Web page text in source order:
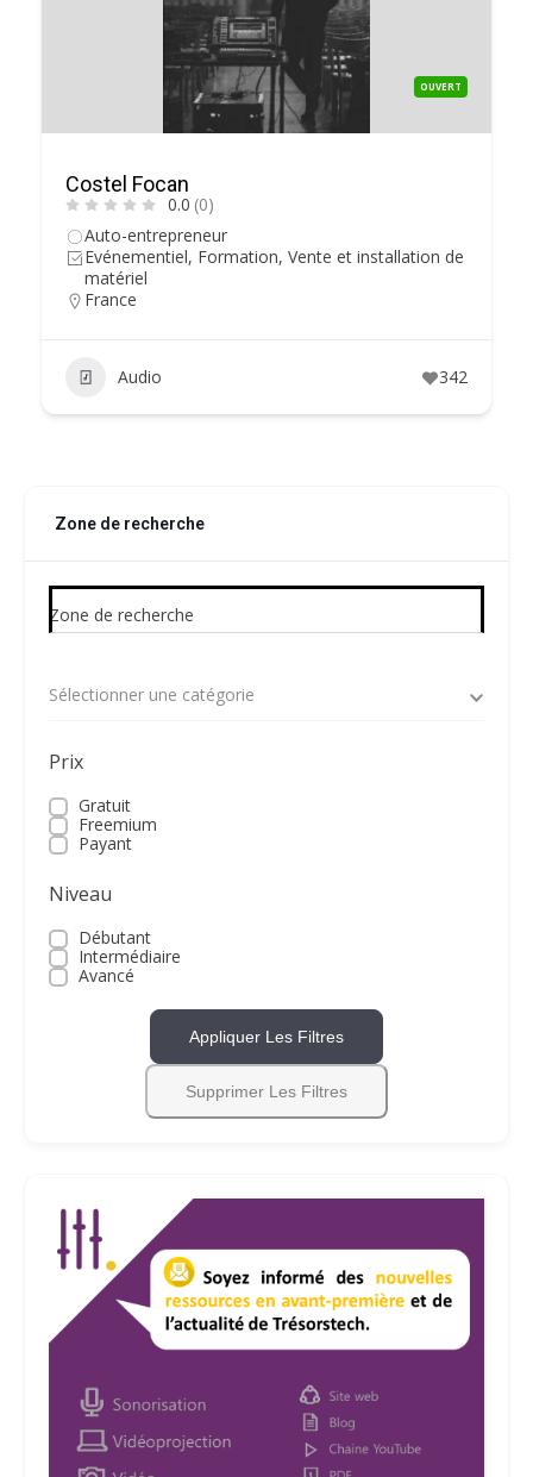
OUVERT
Costel Focan
0.0 (0)
Auto-entrepreneur
Evénementiel, Formation, Vente et installation de
matériel
France
Audio 342
Zone de recherche
Zone de recherche
Sélectionner une catégorie
Prix
Gratuit
Freemium
Payant
Niveau
Débutant
Intermédiaire
Avancé
Appliquer Les Filtres
Supprimer Les Filtres